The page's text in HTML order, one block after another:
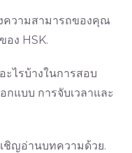
ความสามารถของคุณ
อง HSK.
ะไร​บ้าง​ในการสอบ
กแบบ การจับเวลาและ
ชิญอ่านบทความด้วย.